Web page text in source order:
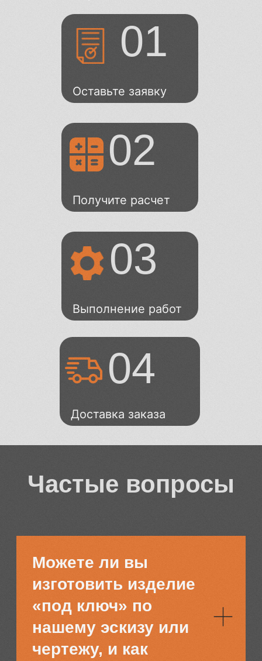
01
Оставьте заявку
02
Получите расчет
03
Выполнение работ
04
Доставка заказа
Точность 0,05мм. Металл в наличии. Цена на
Антикоррозийная стойкость. Размеры печи: 4.5м
Гибка металла
Точность 0,05мм -Гибка любой сложности.
поверхности. Идеальная повторяемость партий.